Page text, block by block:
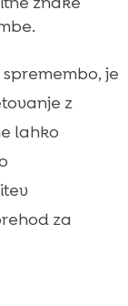
je
z
lahko
za